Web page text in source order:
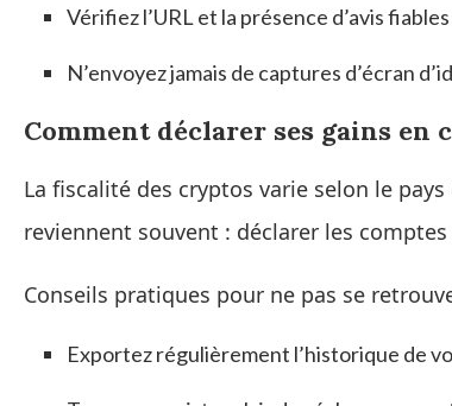
Vérifiez l’URL et la présence d’avis
N’envoyez jamais de captures d’écran
Comment déclarer ses gains
La fiscalité des cryptos varie selon le
reviennent souvent : déclarer les
Conseils pratiques pour ne pas se
Exportez régulièrement l’historique de